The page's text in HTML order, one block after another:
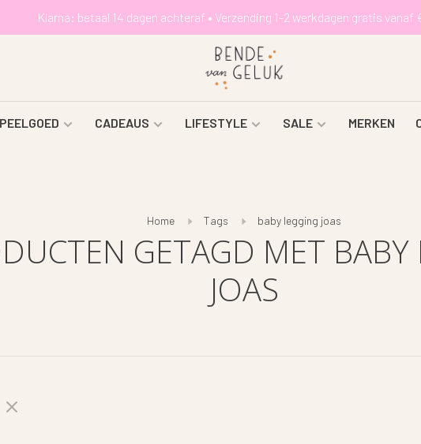
Klarna: betaal 14 dagen achteraf • Verzending 1-2 werkdagen gratis vanaf
CADEAUS LIFESTYLE SALE MERKEN
Home Tags baby legging joas
GETAGD MET BABY
JOAS